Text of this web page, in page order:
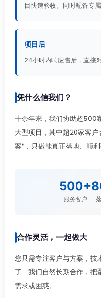
目快速验收。同时配备专
项目后
24小时内响应售后，直接
凭什么信我们？
十余年来，我们协助超500
大型项目，其中超20家客
案"，只做能真正落地、顺利
500+
服务客户
合作灵活，一起做大
您只需专注客户与方案，技
了，我们自然长期合作，把
需求或困惑。